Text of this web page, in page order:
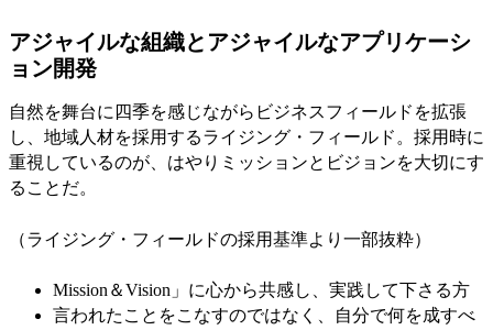
アジャイルな組織とアジャイルなアプリケーシ
ョン開発
自然を舞台に四季を感じながらビジネスフィールドを拡張
し、地域人材を採用するライジング・フィールド。採用時に
重視しているのが、はやりミッションとビジョンを大切にす
ることだ。
（ライジング・フィールドの採用基準より一部抜粋）
Mission＆Vision」に心から共感し、実践して下さる方
言われたことをこなすのではなく、自分で何を成すべ